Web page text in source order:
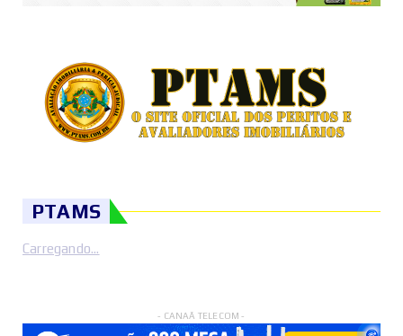
PTAMS
Carregando...
- CANAÃ TELECOM -